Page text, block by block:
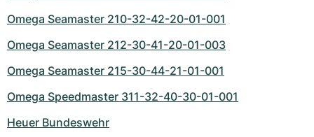
Omega Seamaster 210-32-42-20-01-001
Omega Seamaster 212-30-41-20-01-003
Omega Seamaster 215-30-44-21-01-001
Omega Speedmaster 311-32-40-30-01-001
Heuer Bundeswehr